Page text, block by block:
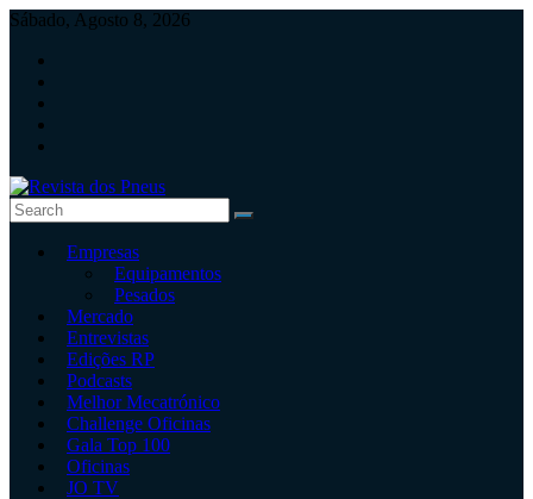
Skip
content
Sábado, Agosto 8, 2026
Revista
dos
independente
serviços
Empresas
Equipamentos
Pesados
Mercado
Entrevistas
Edições RP
Podcasts
Melhor Mecatrónico
Challenge Oficinas
Gala Top 100
Oficinas
JO TV